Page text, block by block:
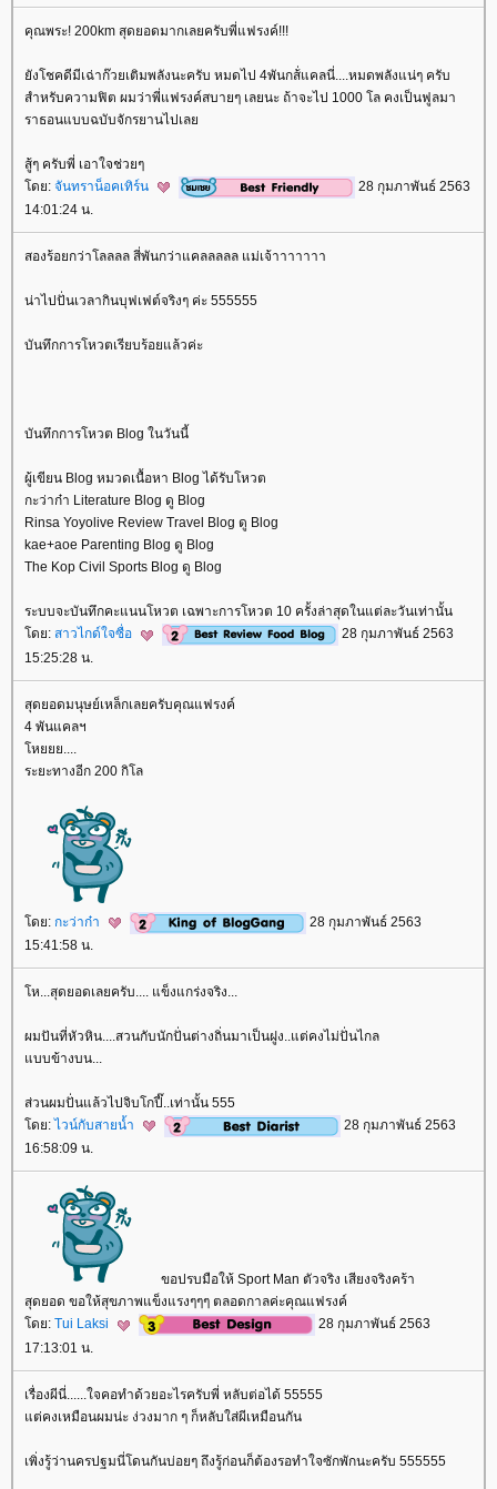
คุณพระ! 200km สุดยอดมากเลยครับพี่แฟรงค์!!!
ังโชคดีมีเฉ่าก๊วยเติมพลังนะครับ หมดไป 4พันกส้่แคลนี่....หมดพลังแน่ๆ ครับ
สำหรับความฟิต ผมว่าพี่แฟรงค์สบายๆ เลยนะ ถ้าจะไป 1000 โล คงเป็นฟูลมา
ราธอนแบบฉบับจักรยานไปเล
สู้ๆ ครับพี่ เอาใจช่วยๆ
ดย: จันทราน็อคเทิร์น
28 กุมภาพันธ์ 2563
14:01:24 น.
สองร้อยกว่าโลลลล สี่พันกว่าแคลลลลล แม่เจ้าาาาาาา
น่าไปปั่นเวลากินบุฟเฟต์จริงๆ ค่ะ 555555
บันทึกการโหวตเรียบร้อยแล้วค่ะ
บันทึกการโหวต Blog ในวันนี้
ผู้เขียน Blog หมวดเนื้อหา Blog ได้รับโหวต
กะว่าก๋า Literature Blog ดู Blog
Rinsa Yoyolive Review Travel Blog ดู Blog
kae+aoe Parenting Blog ดู Blog
The Kop Civil Sports Blog ดู Blog
ระบบจะบันทึกคะแนนโหวต เฉพาะการโหวต 10 ครั้งล่าสุดในแต่ละวันเท่านั้น
ดย: สาวไกด์ใจซื่อ
28 กุมภาพันธ์ 2563
15:25:28 น.
สุดยอดมนุษย์เหล็กเลยครับคุณแฟรงค์
4 พันแคลฯ
หยยย....
ระยะทางอีก 200 กิโล
ดย: กะว่าก๋า
28 กุมภาพันธ์ 2563
15:41:58 น.
ห...สุดยอดเลยครับ.... แข็งแกร่งจริง...
ผมปันที่หัวหิน....สวนกับนักปั่นต่างถิ่นมาเป็นฝูง..แต่คงไม่ปั่นไกล
บบข้างบน...
ส่วนผมปั่นแล้วไปจิบโกปี๊..เท่านั้น 555
ดย: ไวน์กับสายน้ำ
28 กุมภาพันธ์ 2563
16:58:09 น.
ขอปรบมือให้ Sport Man ตัวจริง เสียงจริงคร้า
สุดยอด ขอให้สุขภาพแข็งแรงๆๆๆ ตลอดกาลค่ะคุณแฟรงค์
ดย: Tui Laksi
28 กุมภาพันธ์ 2563
17:13:01 น.
เรื่องผีนี่......ใจคอทำด้วยอะไรครับพี่ หลับต่อได้ 55555
ต่คงเหมือนผมน่ะ ง่วงมาก ๆ ก็หลับใส่ผีเหมือนกัน
เพิ่งรู้ว่านครปฐมนี่โดนกันบ่อยๆ ถึงรู้ก่อนก็ต้องรอทำใจซักพักนะครับ 555555